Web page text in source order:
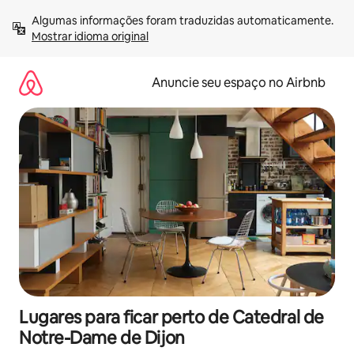
para
Mostrar idioma original
Anuncie seu espaço no Airbnb
Lugares para ficar perto de Catedral de
Notre-Dame de Dijon